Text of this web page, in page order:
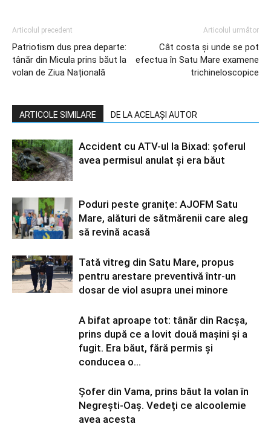
Articolul precedent
Patriotism dus prea departe:
tânăr din Micula prins băut la
volan de Ziua Națională
Articolul următor
Cât costa și unde se pot
efectua în Satu Mare examene
trichineloscopice
ARTICOLE SIMILARE DE LA ACELAȘI AUTOR
Accident cu ATV-ul la Bixad: șoferul
avea permisul anulat și era băut
Poduri peste granițe: AJOFM Satu
Mare, alături de sătmărenii care aleg
să revină acasă
Tată vitreg din Satu Mare, propus
pentru arestare preventivă într-un
dosar de viol asupra unei minore
A bifat aproape tot: tânăr din Racșa,
prins după ce a lovit două mașini și a
fugit. Era băut, fără permis și
conducea o...
Șofer din Vama, prins băut la volan în
Negrești-Oaș. Vedeți ce alcoolemie
avea acesta